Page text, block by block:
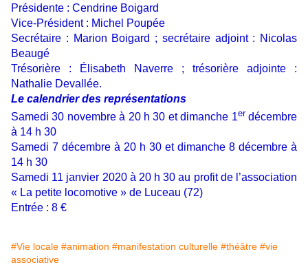
Présidente : Cendrine Boigard
Vice-Président : Michel Poupée
Secrétaire : Marion Boigard ; secrétaire adjoint : Nicolas
Beaugé
Trésorière : Élisabeth Naverre ; trésorière adjointe :
Nathalie Devallée.
Le calendrier des représentations
Samedi 30 novembre à 20 h 30 et dimanche 1er décembre
à 14 h 30
Samedi 7 décembre à 20 h 30 et dimanche 8 décembre à
14 h 30
Samedi 11 janvier 2020 à 20 h 30 au profit de l’association
« La petite locomotive » de Luceau (72)
Entrée : 8 €
#Vie locale #animation #manifestation culturelle #théâtre #vie
associative